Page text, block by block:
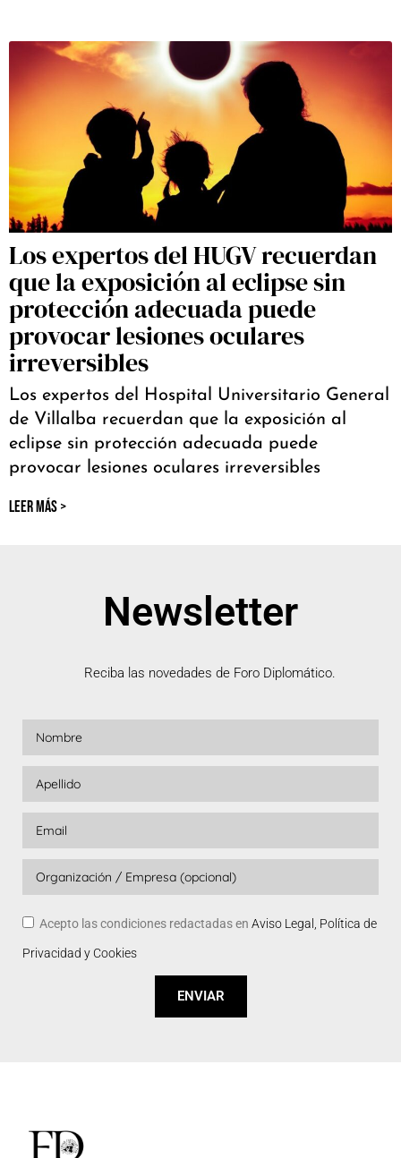
Los expertos del HUGV recuerdan
que la exposición al eclipse sin
protección adecuada puede
provocar lesiones oculares
irreversibles
Los expertos del Hospital Universitario General
de Villalba recuerdan que la exposición al
eclipse sin protección adecuada puede
provocar lesiones oculares irreversibles
LEER MÁS >
Newsletter
Reciba las novedades de Foro Diplomático.
Acepto las condiciones redactadas en Aviso Legal, Política de
Privacidad y Cookies
ENVIAR